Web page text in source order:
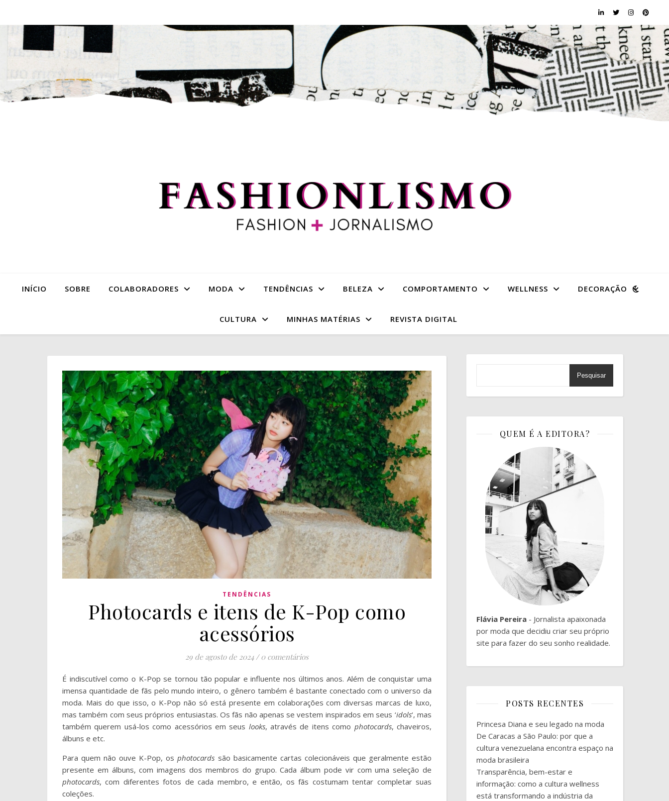
INÍCIO SOBRE COLABORADORES MODA TENDÊNCIAS BELEZA COMPORTAMENTO WELLNESS DECORAÇÃO
CULTURA MINHAS MATÉRIAS REVISTA DIGITAL
TENDÊNCIAS
Photocards e itens de K-Pop como
acessórios
29 de agosto de 2024 / 0 comentários
É indiscutível como o K-Pop se tornou tão popular e influente nos últimos anos. Além de conquistar uma
imensa quantidade de fãs pelo mundo inteiro, o gênero também é bastante conectado com o universo da
moda. Mais do que isso, o K-Pop não só está presente em colaborações com diversas marcas de luxo,
mas também com seus próprios entusiastas. Os fãs não apenas se vestem inspirados em seus ‘idols‘, mas
também querem usá-los como acessórios em seus looks, através de itens como photocards, chaveiros,
álbuns e etc.
Para quem não ouve K-Pop, osphotocards são basicamente cartas colecionáveis que geralmente estão
presente em álbuns, com imagens dos membros do grupo. Cada álbum pode vir com uma seleção de
photocards, com diferentes fotos de cada membro, e então, os fãs costumam tentar completar suas
coleções.
Pesquisar
QUEM É A EDITORA?
Flávia Pereira - Jornalista apaixonada
por moda que decidiu criar seu próprio
site para fazer do seu sonho realidade.
POSTS RECENTES
Princesa Diana e seu legado na moda
De Caracas a São Paulo: por que a
cultura venezuelana encontra espaço na
moda brasileira
Transparência, bem-estar e
informação: como a cultura wellness
está transformando a indústria da